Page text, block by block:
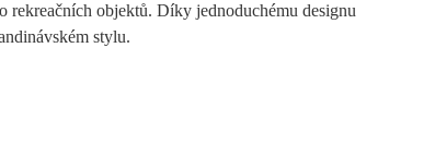
objektů. Díky jednoduchému designu
stylu.